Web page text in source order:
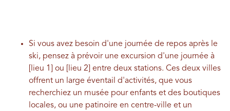
Si vous avez besoin d'une journée de repos après le
ski, pensez à prévoir une excursion d'une journée à
[lieu 1] ou [lieu 2] entre deux stations. Ces deux villes
offrent un large éventail d'activités, que vous
recherchiez un musée pour enfants et des boutiques
locales, ou une patinoire en centre-ville et un